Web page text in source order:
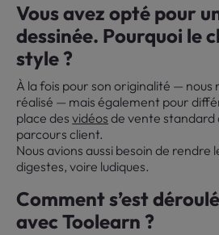
Vous avez opté pour
dessinée. Pourquoi le
style ?
À la fois pour son originalité — nous
réalisé — mais également pour
place desvidéos de vente standard
parcours client.
Nous avions aussi besoin de rendre
digestes, voire ludiques.
Comment s’est
avec Toolearn ?